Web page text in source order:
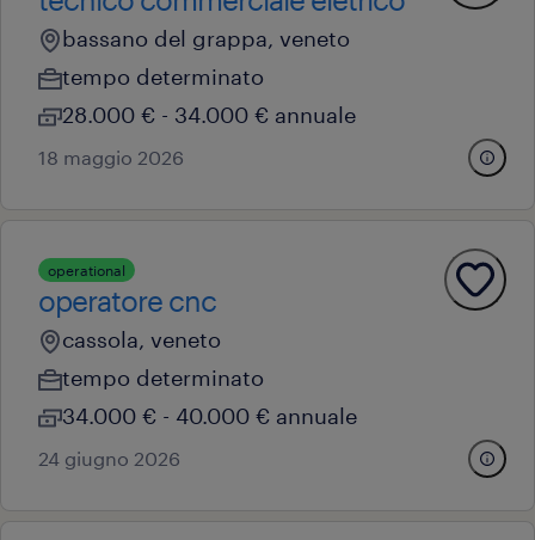
bassano del grappa, veneto
tempo determinato
28.000 € - 34.000 € annuale
18 maggio 2026
operational
operatore cnc
cassola, veneto
tempo determinato
34.000 € - 40.000 € annuale
24 giugno 2026